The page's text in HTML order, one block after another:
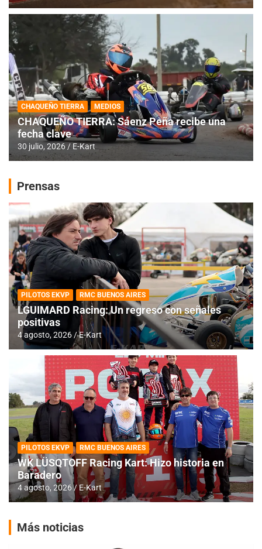
CHAQUEÑO TIERRA MEDIOS
CHAQUEÑO TIERRA: Sáenz Peña recibe una
fecha clave
30 julio, 2026 E-Kart
Prensas
PILOTOS EKVP RMC BUENOS AIRES
LGUIMARD Racing: Un regreso con señales
positivas
4 agosto, 2026 E-Kart
PILOTOS EKVP RMC BUENOS AIRES
WK LÜSQTOFF Racing Kart: Hizo historia en
Baradero
4 agosto, 2026 E-Kart
Más noticias